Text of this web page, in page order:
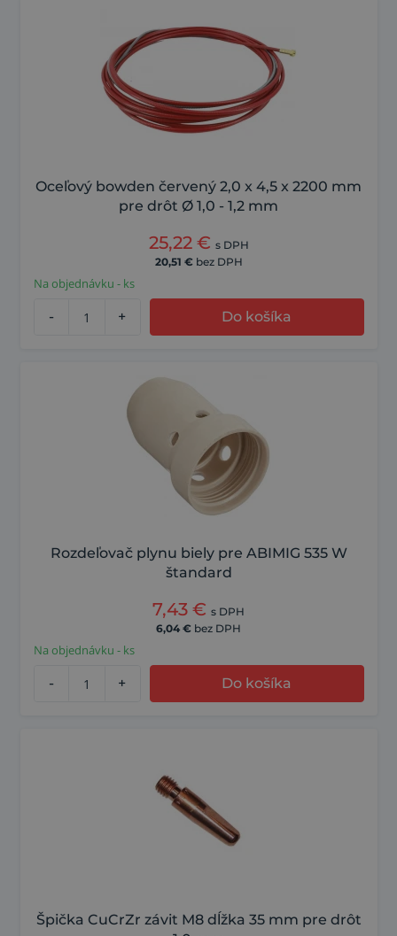
Oceľový bowden červený 2,0 x 4,5 x 2200 mm
pre drôt Ø 1,0 - 1,2 mm
25,22 € s DPH
20,51 € bez DPH
Na objednávku - ks
- + Do košíka
Rozdeľovač plynu biely pre ABIMIG 535 W
štandard
7,43 € s DPH
6,04 € bez DPH
Na objednávku - ks
- + Do košíka
Špička CuCrZr závit M8 dĺžka 35 mm pre drôt